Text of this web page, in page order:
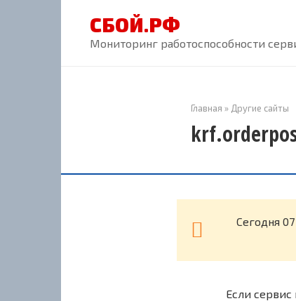
СБОЙ.РФ
Мониторинг работоспособности
Главная » Другие сайты
Cегодня
Если